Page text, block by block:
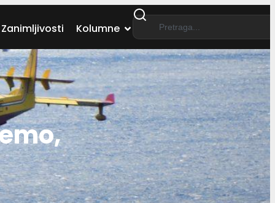
Zanimljivosti Kolumne